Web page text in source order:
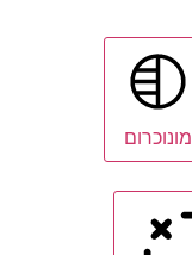
מונוכרום